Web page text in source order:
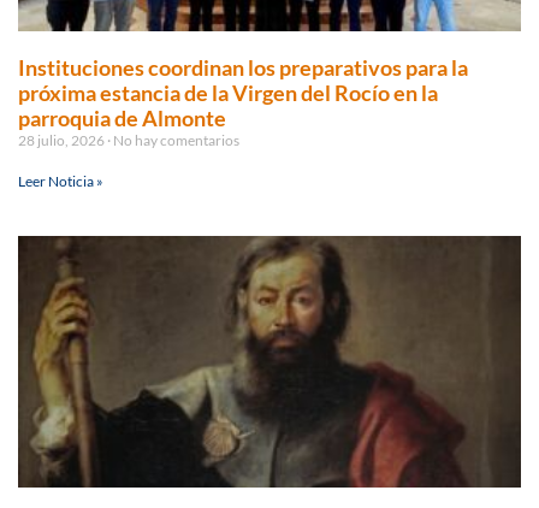
Instituciones coordinan los preparativos para la
próxima estancia de la Virgen del Rocío en la
parroquia de Almonte
28 julio, 2026 No hay comentarios
Leer Noticia »